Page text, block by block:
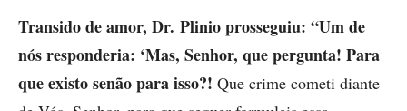
Transido de amor, Dr. Plinio prosseguiu: “Um de
nós responderia: ‘Mas, Senhor, que pergunta! Para
que existo senão para isso?! Que crime cometi diante